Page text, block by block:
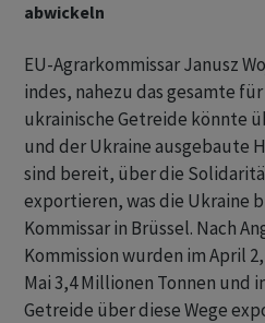
abwickeln
EU-Agrarkommissar Janusz
indes, nahezu das gesamte
ukrainische Getreide könnte
und der Ukraine ausgebaute
sind bereit, über die
exportieren, was die Ukraine
Kommissar in Brüssel. Nach
Kommission wurden im April
Mai 3,4 Millionen Tonnen und
Getreide über diese Wege